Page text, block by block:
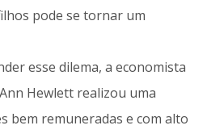
pode se tornar um
esse dilema, a economista
Hewlett realizou uma
bem remuneradas e com alto